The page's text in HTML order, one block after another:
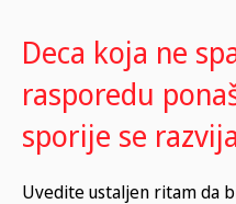
Deca koja ne
rasporedu
sporije se
Uvedite ustaljen ritam da